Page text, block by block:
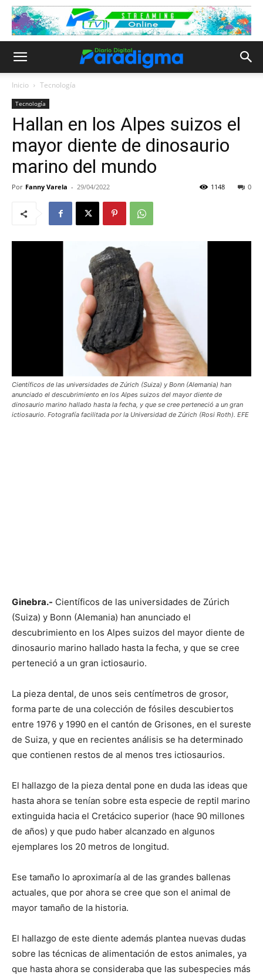
Inicio Tecnología
Tecnología
Hallan en los Alpes suizos el
mayor diente de dinosaurio
marino del mundo
Por Fanny Varela - 29/04/2022 0
1148
Científicos de las universidades de Zúrich (Suiza) y Bonn (Alemania) han
anunciado el descubrimiento en los Alpes suizos del mayor diente de
dinosaurio marino hallado hasta la fecha, y que se cree perteneció a un gran
ictiosaurio. Fotografía facilitada por la Universidad de Zúrich (Rosi Roth). EFE
Ginebra.- Científicos de las universidades de Zúrich
(Suiza) y Bonn (Alemania) han anunciado el
descubrimiento en los Alpes suizos del mayor diente de
dinosaurio marino hallado hasta la fecha, y que se cree
perteneció a un gran ictiosaurio.
La pieza dental, de unos seis centímetros de grosor,
forma parte de una colección de fósiles descubiertos
entre 1976 y 1990 en el cantón de Grisones, en el sureste
de Suiza, y que en recientes análisis se ha determinado
que contienen restos de al menos tres ictiosaurios.
El hallazgo de la pieza dental pone en duda las ideas que
hasta ahora se tenían sobre esta especie de reptil marino
extinguida hacia el Cretácico superior (hace 90 millones
de años) y que pudo haber alcanzado en algunos
ejemplares los 20 metros de longitud.
Ese tamaño lo aproximaría al de las grandes ballenas
actuales, que por ahora se cree que son el animal de
mayor tamaño de la historia.
El hallazgo de este diente además plantea nuevas dudas
sobre las técnicas de alimentación de estos animales, ya
que hasta ahora se consideraba que las subespecies más